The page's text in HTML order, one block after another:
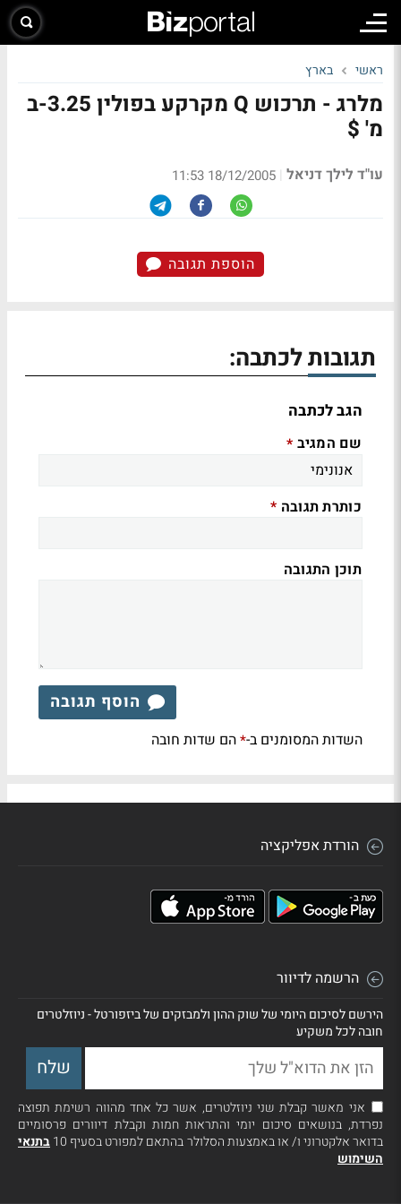
ראשי בארץ
מלרג - תרכוש Q מקרקע בפולין 3.25-ב
מ' $
עו"ד לילך דניאל |
18/12/2005 11:53
הוספת תגובה
תגובות לכתבה:
הגב לכתבה
שם המגיב *
כותרת תגובה *
תוכן התגובה
הוסף תגובה
השדות המסומנים ב-*הם שדות חובה
הורדת אפליקציה
הרשמה לדיוור
הירשם לסיכום היומי של שוק ההון ולמבזקים של ביזפורטל - ניוזלטרים
חובה לכל משקיע
אני מאשר קבלת שני ניוזלטרים, אשר כל אחד מהווה רשימת תפוצה
נפרדת, בנושאים סיכום יומי והתראות חמות וקבלת דיוורים פרסומיים
בדואר אלקטרוני ו/ או באמצעות הסלולר בהתאם למפורט בסעיף 10
בתנאי
השימוש